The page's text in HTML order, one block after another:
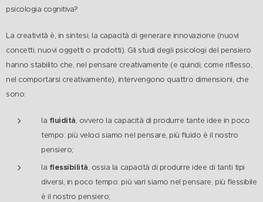
psicologia cognitiva?
La creatività è, in sintesi, la capacità di generare innovazione (nuovi
concetti, nuovi oggetti o prodotti). Gli studi degli psicologi del pensiero
hanno stabilito che, nel pensare creativamente (e quindi, come riflesso,
nel comportarsi creativamente), intervengono quattro dimensioni, che
sono:
la fluidità, ovvero la capacità di produrre tante idee in poco
tempo: più veloci siamo nel pensare, più fluido è il nostro
pensiero;
la flessibilità, ossia la capacità di produrre idee di tanti tipi
diversi, in poco tempo: più vari siamo nel pensare, più flessibile
è il nostro pensiero;